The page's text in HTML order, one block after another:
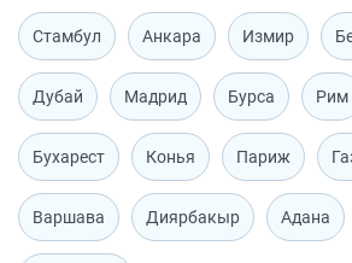
Стамбул Анкара Измир
Дубай Мадрид Бурса Рим
Бухарест Конья Париж
Варшава Диярбакыр Адана